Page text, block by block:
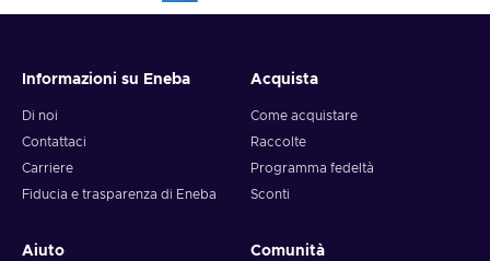
Informazioni su Eneba
Di noi
Contattaci
Carriere
Fiducia e trasparenza di Eneba
Acquista
Come acquistare
Raccolte
Programma fedeltà
Sconti
Aiuto Comunità